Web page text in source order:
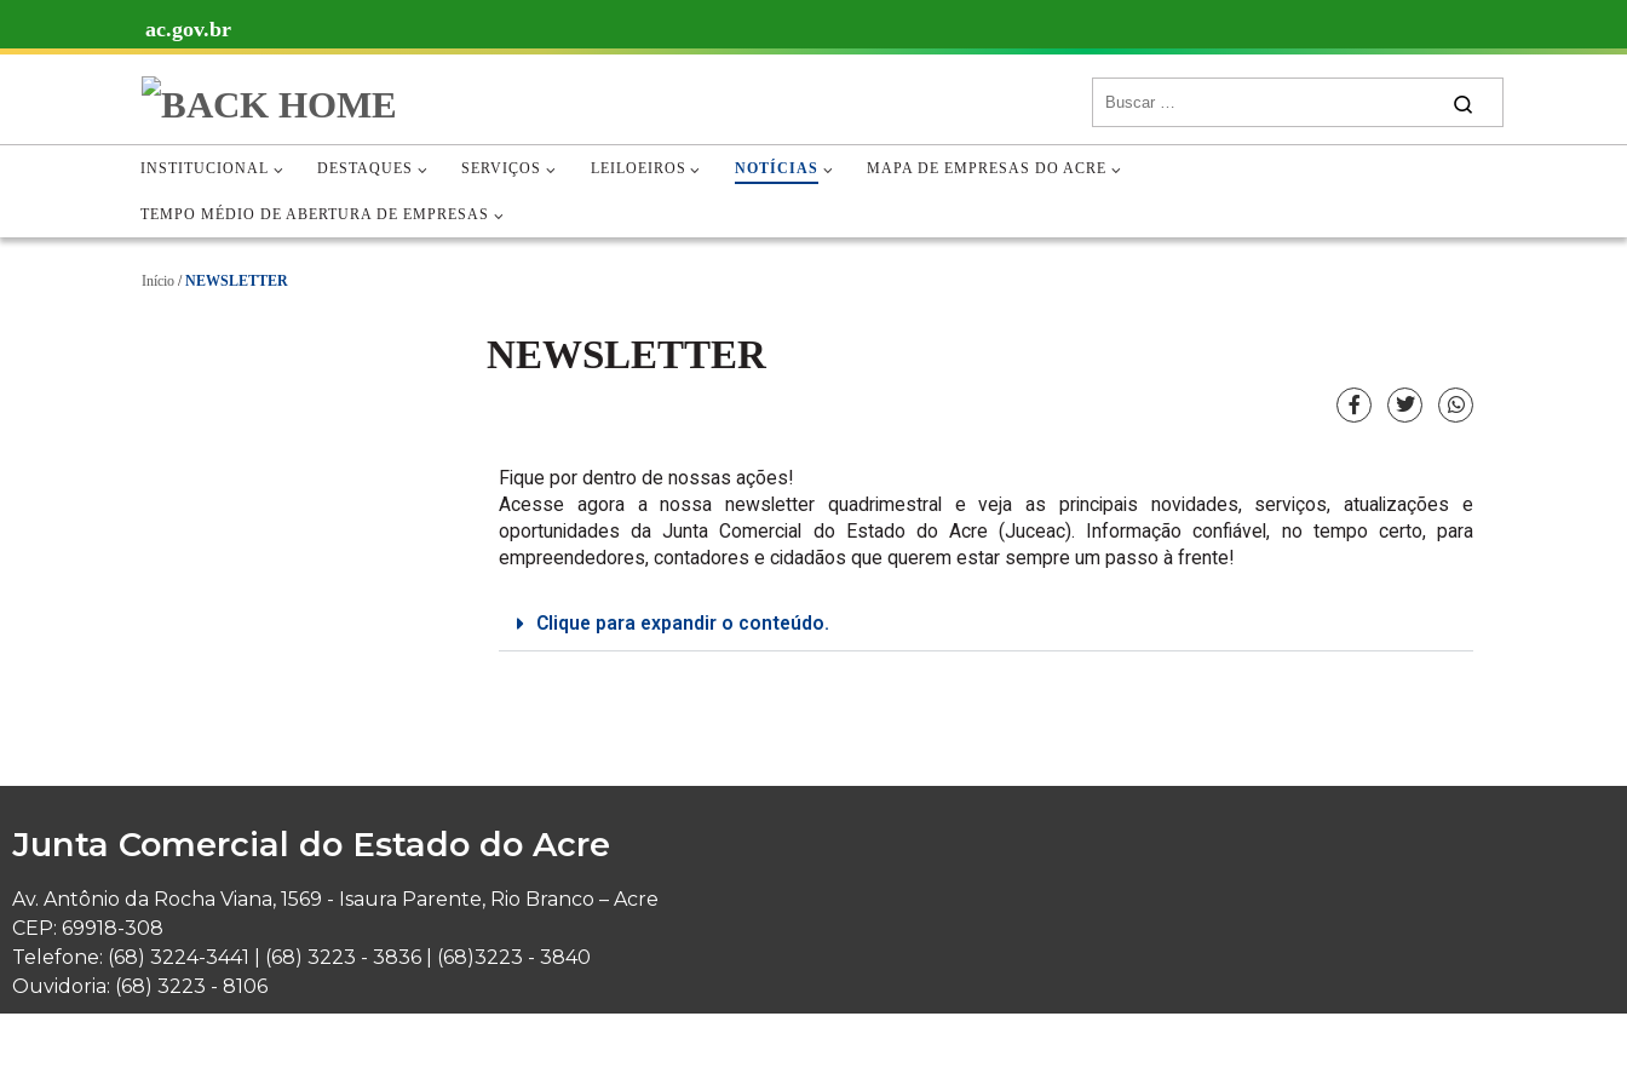
ac.gov.br
SERVIÇOS ÓRGÃOS E ENTIDADES ÓRGÃOS E ENTIDADES
PORTAL DA TRANSPARÊNCIA PORTAL DA TRANSPARÊNCIA
INSTITUCIONAL DESTAQUES SERVIÇOS LEILOEIROS NOTÍCIAS MAPA DE EMPRESAS DO ACRE
TEMPO MÉDIO DE ABERTURA DE EMPRESAS
Início / NEWSLETTER
NEWSLETTER
Fique por dentro de nossas ações!
Acesse agora a nossa newsletter quadrimestral e veja as principais novidades, serviços, atualizações e
oportunidades da Junta Comercial do Estado do Acre (Juceac). Informação confiável, no tempo certo, para
empreendedores, contadores e cidadãos que querem estar sempre um passo à frente!
Clique para expandir o conteúdo.
Junta Comercial do Estado do Acre
Av. Antônio da Rocha Viana, 1569 - Isaura Parente, Rio Branco – Acre
CEP: 69918-308
Telefone: (68) 3224-3441 | (68) 3223 - 3836 | (68)3223 - 3840
Ouvidoria: (68) 3223 - 8106